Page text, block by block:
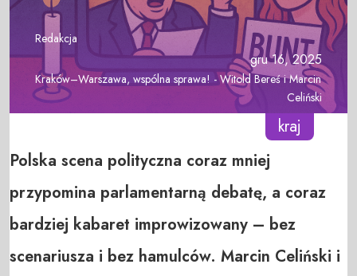
Redakcja
gru 16, 2025
Kraków–Warszawa, wspólna sprawa! - Witold Bereś i Marcin
Celiński
kraj
Polska scena polityczna coraz mniej
przypomina parlamentarną debatę, a coraz
bardziej kabaret improwizowany – bez
scenariusza i bez hamulców. Marcin Celiński i